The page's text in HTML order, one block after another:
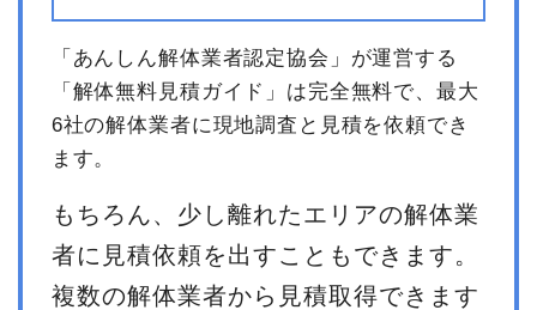
「あんしん解体業者認定協会」が運営する
「解体無料見積ガイド」は完全無料で、最大
6社の解体業者に現地調査と見積を依頼でき
ます。
もちろん、少し離れたエリアの解体業
者に見積依頼を出すこともできます。
複数の解体業者から見積取得できます